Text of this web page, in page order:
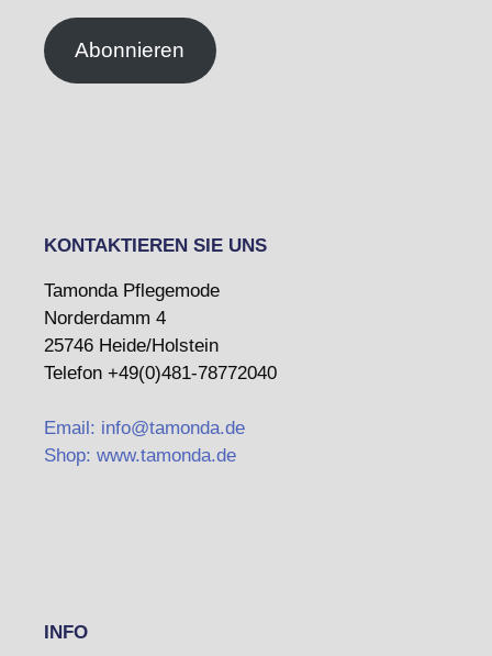
Abonnieren
KONTAKTIEREN SIE UNS
Tamonda Pflegemode
Norderdamm 4
25746 Heide/Holstein
Telefon +49(0)481-78772040
Email: info@tamonda.de
Shop: www.tamonda.de
INFO